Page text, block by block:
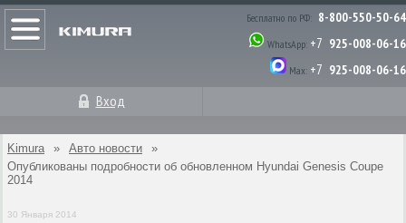
Бесплатно по РФ: 8-800-550-50-64
WhatsApp: +7 925-008-06-16
Max: +7 925-008-06-16
Вход
Kimura » Авто новости
»
Опубликованы подробности об обновленном Hyundai Genesis Coupe
2014
30 Января 2014